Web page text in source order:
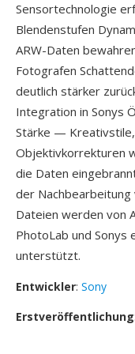
Sensortechnologie
Blendenstufen
ARW-Daten
Fotografen
deutlich stärker
Integration in Sonys
Stärke —
Objektivkorrekturen
die Daten
der Nachbearbeitung
Dateien werden von
PhotoLab und Sonys
unterstützt.
Entwickler: Sony
Erstveröffentlichung